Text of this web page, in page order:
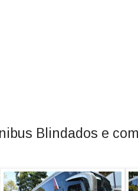
Blindados e